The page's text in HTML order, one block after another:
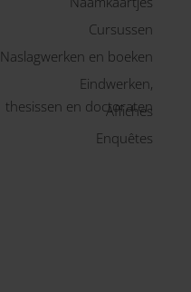
Cursussen
Naslagwerken en boeken
Eindwerken,
thesissen en doctoraten
Affiches
Enquêtes